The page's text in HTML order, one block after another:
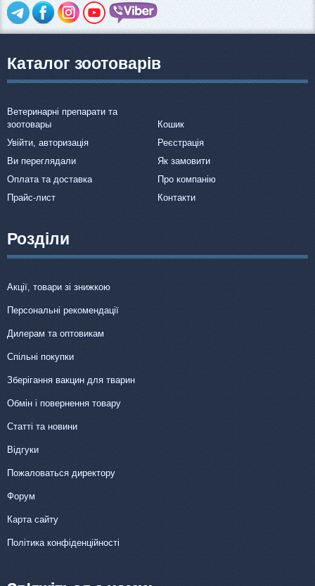
Каталог зоотоварів
Ветеринарні препарати та
зоотовары
Кошик
Увійти, авторизація
Реєстрація
Ви переглядали
Як замовити
Оплата та доставка
Про компанію
Прайс-лист
Контакти
Розділи
Акції, товари зі знижкою
Персональні рекомендації
Дилерам та оптовикам
Спільні покупки
Зберігання вакцин для тварин
Обмін і повернення товару
Статті та новини
Відгуки
Пожаловаться директору
Форум
Карта сайту
Політика конфіденційності